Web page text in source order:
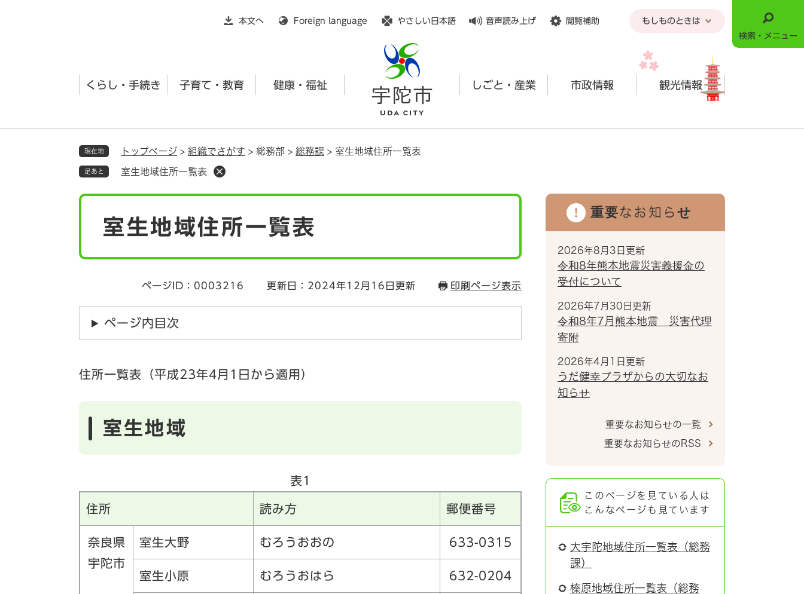
本文へ
Foreign language やさしい日本語 音声読み上げ 閲覧補助 もしものときは
くらし・手続き 子育て・教育 健康・福祉 しごと・産業 市政情報 観光情報
検索・メニュー
現在地 トップページ > 組織でさがす > 総務部 > 総務課 > 室生地域住所一覧表
足あと 室生地域住所一覧表
室生地域住所一覧表
ページID：0003216 更新日：2024年12月16日更新 印刷ページ表示
ページ内目次
住所一覧表（平成23年4月1日から適用）
室生地域
表1
住所 読み方 郵便番号
奈良県
宇陀市
室生大野 むろうおおの 633-0315
室生小原 むろうおはら 632-0204
重要なお知らせ
2026年8月3日更新
令和8年熊本地震災害義援金の
受付について
2026年7月30日更新
令和8年7月熊本地震 災害代理
寄附
2026年4月1日更新
うだ健幸プラザからの大切なお
知らせ
重要なお知らせの一覧
重要なお知らせのRSS
このページを見ている人は
こんなページも見ています
大宇陀地域住所一覧表（総務
課）
榛原地域住所一覧表（総務